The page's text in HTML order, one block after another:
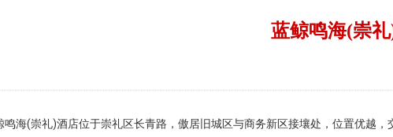
蓝鲸鸣海(崇
鸣海(崇礼)酒店位于崇礼区长青路，傲居旧城区与商务新区接壤处，位置优越，